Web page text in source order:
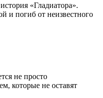
«Гладиатора».
и погиб от неизвестного
не просто
которые не оставят